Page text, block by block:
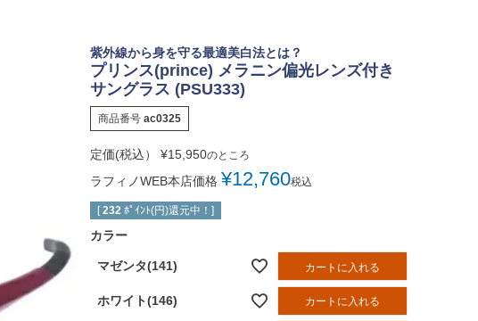
紫外線から身を守る最適美白法とは？
プリンス(prince) メラニン偏光レンズ付き
サングラス (PSU333)
商品番号 ac0325
定価(税込） ¥15,950のところ
ラフィノWEB本店価格 ¥12,760税込
[ 232 ﾎﾟｲﾝﾄ(円)還元中！]
カラー
マゼンタ(141) カートに入れる
ホワイト(146) カートに入れる